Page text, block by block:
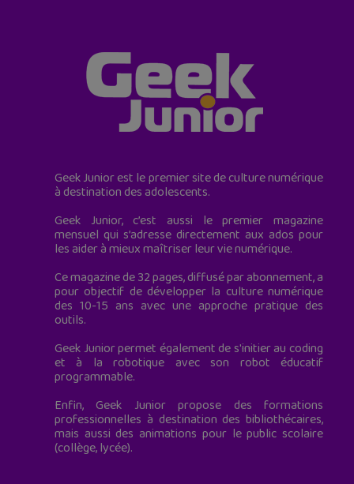
Geek Junior est le premier site de culture numérique
à destination des adolescents.
Geek Junior, c’est aussi le premier magazine
mensuel qui s’adresse directement aux ados pour
les aider à mieux maîtriser leur vie numérique.
Ce magazine de 32 pages, diffusé par abonnement, a
pour objectif de développer la culture numérique
des 10-15 ans avec une approche pratique des
outils.
Geek Junior permet également de s'initier au coding
et à la robotique avec son robot éducatif
programmable.
Enfin, Geek Junior propose des formations
professionnelles à destination des bibliothécaires,
mais aussi des animations pour le public scolaire
(collège, lycée).